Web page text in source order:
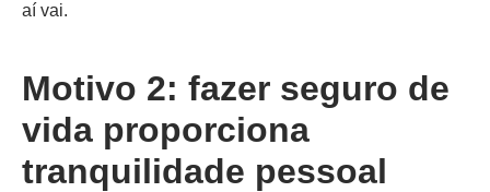
aí vai.
Motivo 2: fazer seguro de
vida proporciona
tranquilidade pessoal